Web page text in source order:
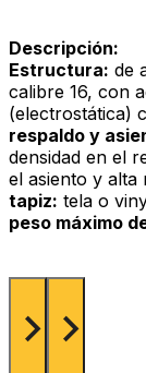
Descripción:
Estructura: de
calibre 16, con
(electrostática)
respaldo y
densidad en el
el asiento y alta
tapiz: tela o
peso máximo